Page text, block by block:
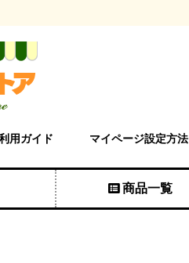
用ガイド マイページ設定方法
商品一覧